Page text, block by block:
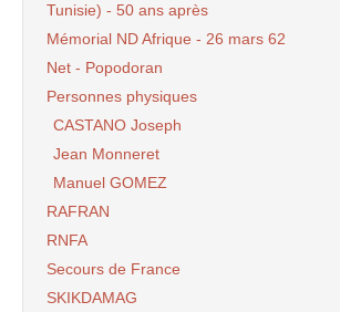
Tunisie) - 50 ans après
Mémorial ND Afrique - 26 mars 62
Net - Popodoran
Personnes physiques
CASTANO Joseph
Jean Monneret
Manuel GOMEZ
RAFRAN
RNFA
Secours de France
SKIKDAMAG